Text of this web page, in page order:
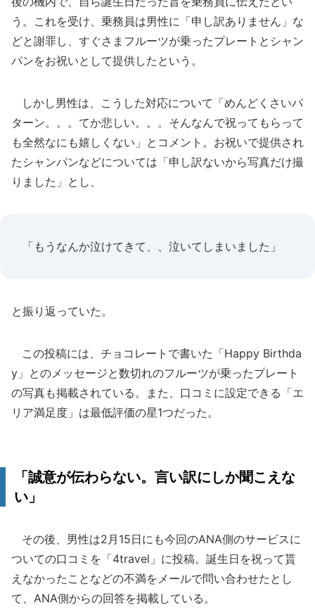
う。これを受け、乗務員は男性に「申し訳ありません」な
どと謝罪し、すぐさまフルーツが乗ったプレートとシャン
パンをお祝いとして提供したという。
しかし男性は、こうした対応について「めんどくさいパ
ターン。。。てか悲しい。。。そんなんで祝ってもらって
も全然なにも嬉しくない」とコメント。お祝いで提供され
たシャンパンなどについては「申し訳ないから写真だけ撮
りました」とし、
「もうなんか泣けてきて、、泣いてしまいました」
と振り返っていた。
この投稿には、チョコレートで書いた「Happy Birthda
y」とのメッセージと数切れのフルーツが乗ったプレート
の写真も掲載されている。また、口コミに設定できる「エ
リア満足度」は最低評価の星1つだった。
「誠意が伝わらない。言い訳にしか聞こえな
い」
その後、男性は2月15日にも今回のANA側のサービスに
ついての口コミを「4travel」に投稿。誕生日を祝って貰
えなかったことなどの不満をメールで問い合わせたとし
て、ANA側からの回答を掲載している。